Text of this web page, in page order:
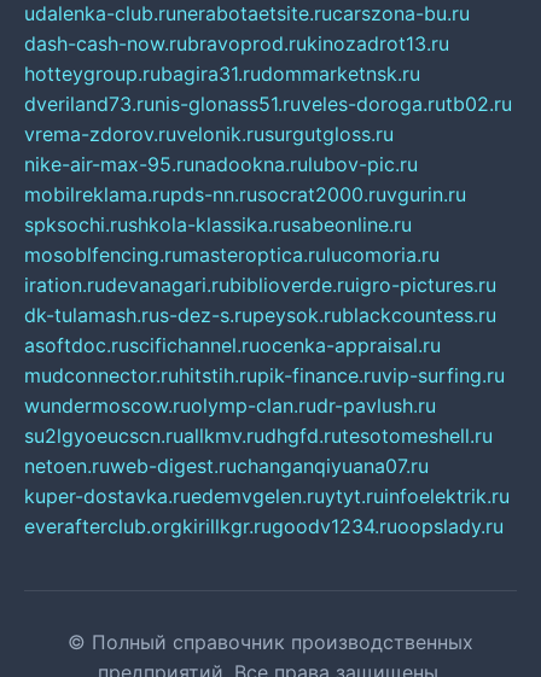
udalenka-club.runerabotaetsite.rucarszona-bu.ru
dash-cash-now.rubravoprod.rukinozadrot13.ru
hotteygroup.rubagira31.rudommarketnsk.ru
dveriland73.runis-glonass51.ruveles-doroga.rutb02.ru
vrema-zdorov.ruvelonik.rusurgutgloss.ru
nike-air-max-95.runadookna.rulubov-pic.ru
mobilreklama.rupds-nn.rusocrat2000.ruvgurin.ru
spksochi.rushkola-klassika.rusabeonline.ru
mosoblfencing.rumasteroptica.rulucomoria.ru
iration.rudevanagari.rubiblioverde.ruigro-pictures.ru
dk-tulamash.rus-dez-s.rupeysok.rublackcountess.ru
asoftdoc.ruscifichannel.ruocenka-appraisal.ru
mudconnector.ruhitstih.rupik-finance.ruvip-surfing.ru
wundermoscow.ruolymp-clan.rudr-pavlush.ru
su2lgyoeucscn.ruallkmv.rudhgfd.rutesotomeshell.ru
netoen.ruweb-digest.ruchanganqiyuana07.ru
kuper-dostavka.ruedemvgelen.ruytyt.ruinfoelektrik.ru
everafterclub.orgkirillkgr.rugoodv1234.ruoopslady.ru
© Полный справочник производственных
предприятий. Все права защищены.